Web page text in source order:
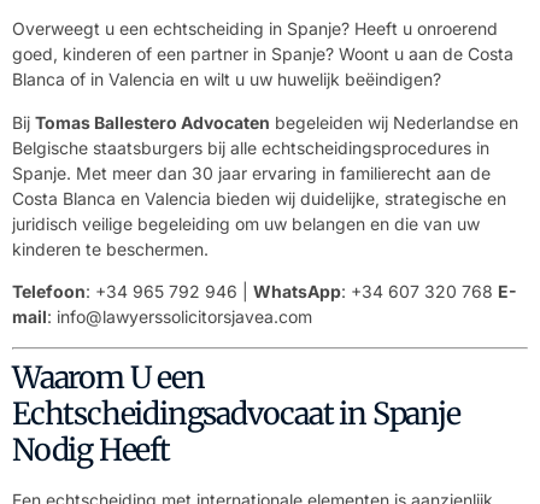
Overweegt u een echtscheiding in Spanje? Heeft u onroerend
goed, kinderen of een partner in Spanje? Woont u aan de Costa
Blanca of in Valencia en wilt u uw huwelijk beëindigen?
Bij Tomas Ballestero Advocaten begeleiden wij Nederlandse en
Belgische staatsburgers bij alle echtscheidingsprocedures in
Spanje. Met meer dan 30 jaar ervaring in familierecht aan de
Costa Blanca en Valencia bieden wij duidelijke, strategische en
juridisch veilige begeleiding om uw belangen en die van uw
kinderen te beschermen.
Telefoon: +34 965 792 946 | WhatsApp: +34 607 320 768 E-
mail: info@lawyerssolicitorsjavea.com
Waarom U een
Echtscheidingsadvocaat in Spanje
Nodig Heeft
Een echtscheiding met internationale elementen is aanzienlijk